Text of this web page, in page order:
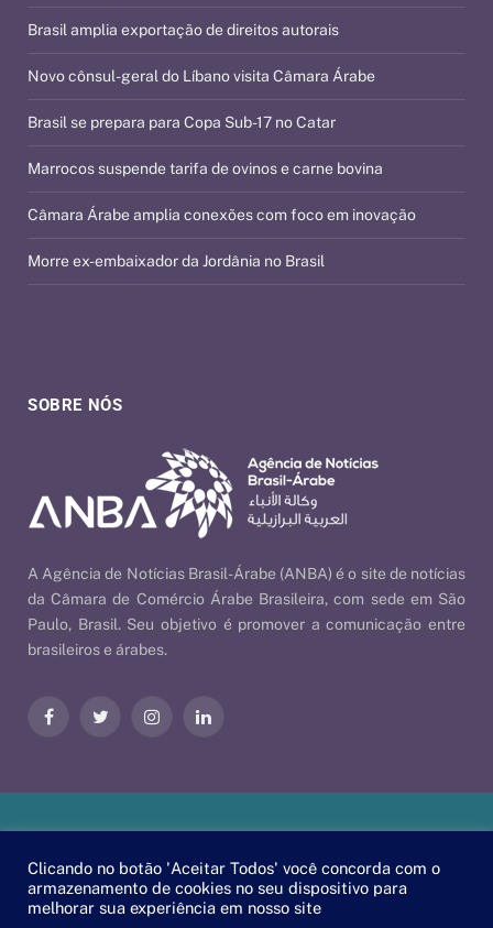
SOBRE NÓS
A Agência de Notícias Brasil-Árabe (ANBA) é o site de notícias
da Câmara de Comércio Árabe Brasileira, com sede em São
Paulo, Brasil. Seu objetivo é promover a comunicação entre
brasileiros e árabes.
FacebookTwitter InstagramLinkedIn
Brasil amplia exportação de direitos autorais
Novo cônsul-geral do Líbano visita Câmara Árabe
Brasil se prepara para Copa Sub-17 no Catar
Marrocos suspende tarifa de ovinos e carne bovina
Câmara Árabe amplia conexões com foco em inovação
Morre ex-embaixador da Jordânia no Brasil
Árabe | ByEscaEsco.
Clicando no botão 'Aceitar Todos' você concorda com o
armazenamento de cookies no seu dispositivo para
melhorar sua experiência em nosso site